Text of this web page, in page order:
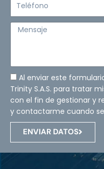
Mensaje
Al enviar este
Trinity S.A.S. para tratar
con el fin de gestionar y
y contactarme cuando
ENVIAR DATOS